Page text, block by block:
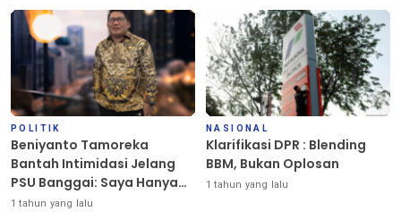
POLITIK
Beniyanto Tamoreka
Bantah Intimidasi Jelang
PSU Banggai: Saya Hanya
Ingin Redakan Suasana
1 tahun yang lalu
NASIONAL
Klarifikasi DPR : Blending
BBM, Bukan Oplosan
1 tahun yang lalu